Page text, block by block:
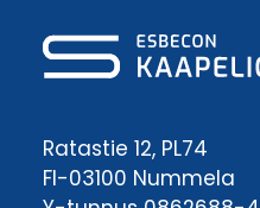
Ratastie 12, PL74
FI-03100 Nummela